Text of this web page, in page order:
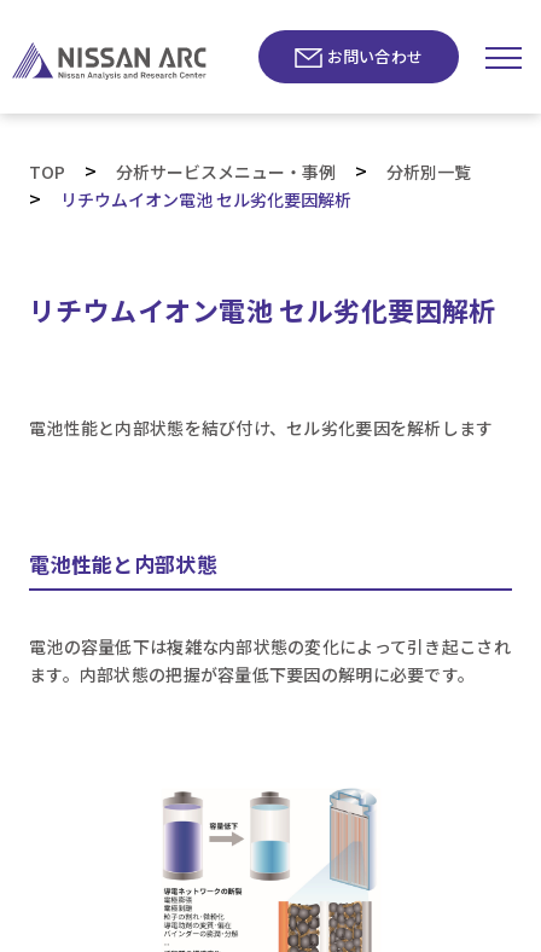
お問い合わせ
TOP > 分析サービスメニュー・事例 > 分析別一覧
> リチウムイオン電池 セル劣化要因解析
リチウムイオン電池 セル劣化要因解析
電池性能と内部状態を結び付け、セル劣化要因を解析します
電池性能と内部状態
電池の容量低下は複雑な内部状態の変化によって引き起こされ
ます。内部状態の把握が容量低下要因の解明に必要です。